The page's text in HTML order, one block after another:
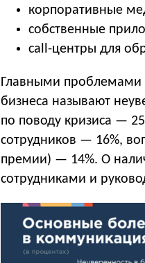
корпоративные
собственные
call-центры для
Главными проблемами
бизнеса называют
по поводу кризиса —
сотрудников — 16%,
премии) — 14%. О
сотрудниками и